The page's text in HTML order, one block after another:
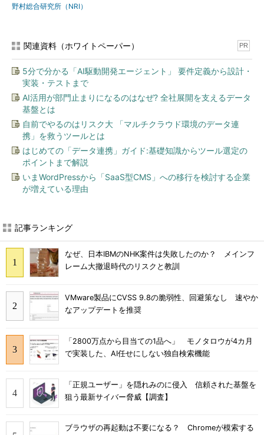
野村総合研究所（NRI）
関連資料（ホワイトペーパー） PR
5分で分かる「AI駆動開発エージェント」 要件定義から設計・
実装・テストまで
AI活用が部門止まりになるのはなぜ? 全社展開を支えるデータ
基盤とは
自前でやるのはリスク大 「マルチクラウド環境のデータ連
携」を救うツールとは
はじめての「データ連携」ガイド:基礎知識からツール選定の
ポイントまで解説
いまWordPressから「SaaS型CMS」への移行を検討する企業
が増えている理由
記事ランキング
なぜ、日本IBMのNHK案件は失敗したのか？ メインフ
レーム大撤退時代のリスクと教訓
VMware製品にCVSS 9.8の脆弱性、回避策なし 速やか
なアップデートを推奨
「2800万点から目当ての1品へ」 モノタロウが4カ月
で実装した、AI任せにしない独自検索機能
「正規ユーザー」を隠れみのに侵入 信頼された基盤を
狙う最新サイバー脅威【調査】
ブラウザの再起動は不要になる？ Chromeが模索する